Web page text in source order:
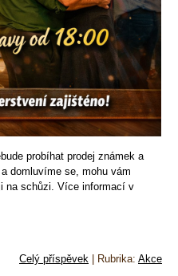
probíhat prodej známek a
domluvíme se, mohu vám
na schůzi. Více informací v
Celý příspěvek Rubrika: Akce